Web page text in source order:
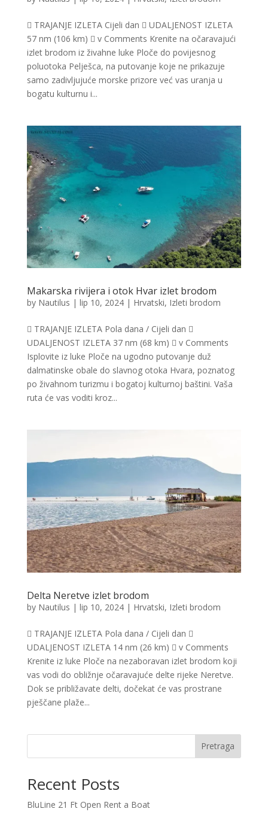
 TRAJANJE IZLETA Cijeli dan  UDALJENOST IZLETA
57 nm (106 km)  v Comments Krenite na očaravajući
izlet brodom iz živahne luke Ploče do povijesnog
poluotoka Pelješca, na putovanje koje ne prikazuje
samo zadivljujuće morske prizore već vas uranja u
bogatu kulturnu i...
Makarska rivijera i otok Hvar izlet brodom
by Nautilus | lip 10, 2024| Hrvatski, Izleti brodom
 TRAJANJE IZLETA Pola dana / Cijeli dan 
UDALJENOST IZLETA 37 nm (68 km)  v Comments
Isplovite iz luke Ploče na ugodno putovanje duž
dalmatinske obale do slavnog otoka Hvara, poznatog
po živahnom turizmu i bogatoj kulturnoj baštini. Vaša
ruta će vas voditi kroz...
Delta Neretve izlet brodom
by Nautilus | lip 10, 2024| Hrvatski, Izleti brodom
 TRAJANJE IZLETA Pola dana / Cijeli dan 
UDALJENOST IZLETA 14 nm (26 km)  v Comments
Krenite iz luke Ploče na nezaboravan izlet brodom koji
vas vodi do obližnje očaravajuće delte rijeke Neretve.
Dok se približavate delti, dočekat će vas prostrane
pješčane plaže...
Pretraga
Recent Posts
BluLine 21 Ft Open Rent a Boat